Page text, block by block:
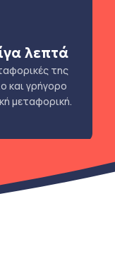
λεπτά
της
και γρήγορο
μεταφορική.